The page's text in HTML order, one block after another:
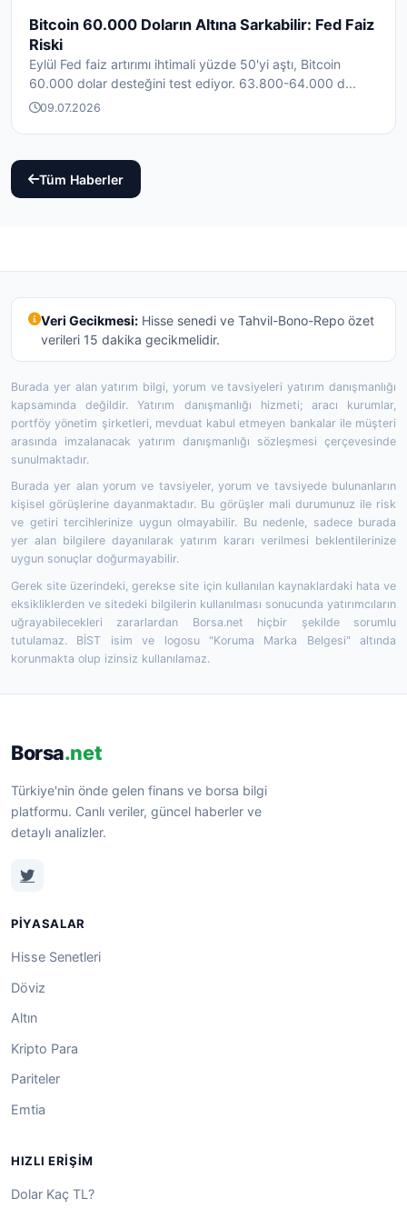
Bitcoin 60.000 Doların Altına Sarkabilir: Fed Faiz
Riski
Eylül Fed faiz artırımı ihtimali yüzde 50'yi aştı, Bitcoin
60.000 dolar desteğini test ediyor. 63.800-64.000 d...
09.07.2026
Tüm Haberler
Veri Gecikmesi:Hisse senedi ve Tahvil-Bono-Repo özet
verileri 15 dakika gecikmelidir.
Burada yer alan yatırım bilgi, yorum ve tavsiyeleri yatırım danışmanlığı
kapsamında değildir. Yatırım danışmanlığı hizmeti; aracı kurumlar,
portföy yönetim şirketleri, mevduat kabul etmeyen bankalar ile müşteri
arasında imzalanacak yatırım danışmanlığı sözleşmesi çerçevesinde
sunulmaktadır.
Burada yer alan yorum ve tavsiyeler, yorum ve tavsiyede bulunanların
kişisel görüşlerine dayanmaktadır. Bu görüşler mali durumunuz ile risk
ve getiri tercihlerinize uygun olmayabilir. Bu nedenle, sadece burada
yer alan bilgilere dayanılarak yatırım kararı verilmesi beklentilerinize
uygun sonuçlar doğurmayabilir.
Gerek site üzerindeki, gerekse site için kullanılan kaynaklardaki hata ve
eksikliklerden ve sitedeki bilgilerin kullanılması sonucunda yatırımcıların
uğrayabilecekleri zararlardan Borsa.net hiçbir şekilde sorumlu
tutulamaz. BİST isim ve logosu "Koruma Marka Belgesi" altında
korunmakta olup izinsiz kullanılamaz.
Borsa.net
Türkiye'nin önde gelen finans ve borsa bilgi
platformu. Canlı veriler, güncel haberler ve
detaylı analizler.
PIYASALAR
Hisse Senetleri
Döviz
Altın
Kripto Para
Pariteler
Emtia
HIZLI ERIŞIM
Dolar Kaç TL?